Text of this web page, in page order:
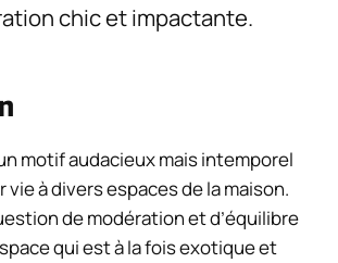
chic et impactante.
motif audacieux mais intemporel
à divers espaces de la maison.
de modération et d’équilibre
qui est à la fois exotique et